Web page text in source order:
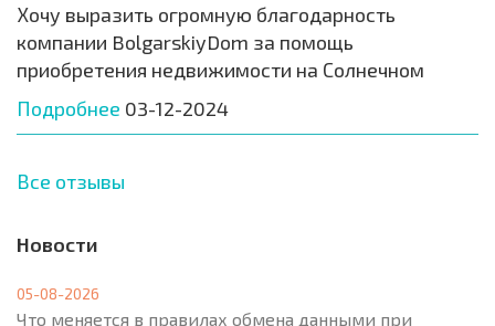
Хочу выразить огромную благодарность
компании BolgarskiyDom за помощь
приобретения недвижимости на Солнечном
Подробнее 03-12-2024
Все отзывы
Новости
05-08-2026
Что меняется в правилах обмена данными при